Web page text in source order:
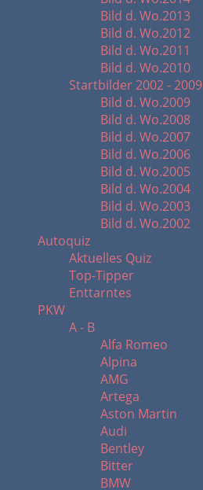
Bild d. Wo.2013
Bild d. Wo.2012
Bild d. Wo.2011
Bild d. Wo.2010
Startbilder 2002 - 2009
Bild d. Wo.2009
Bild d. Wo.2008
Bild d. Wo.2007
Bild d. Wo.2006
Bild d. Wo.2005
Bild d. Wo.2004
Bild d. Wo.2003
Bild d. Wo.2002
Autoquiz
Aktuelles Quiz
Top-Tipper
Enttarntes
PKW
A - B
Alfa Romeo
Alpina
AMG
Artega
Aston Martin
Audi
Bentley
Bitter
BMW